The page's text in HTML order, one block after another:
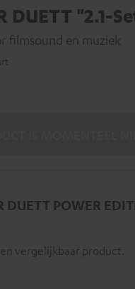
DUETT "2.1-
filmsound en muziek
DUETT POWER
vergelijkbaar product.